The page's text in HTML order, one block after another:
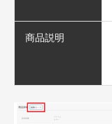
商品説明